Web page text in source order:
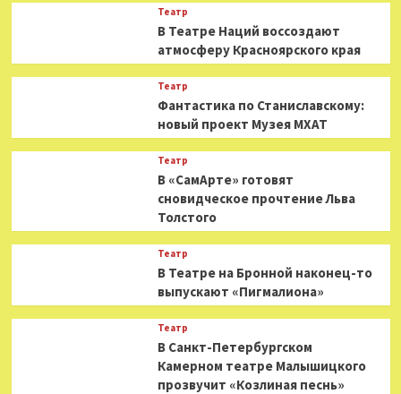
Театр
В Театре Наций воссоздают
атмосферу Красноярского края
Театр
Фантастика по Станиславскому:
новый проект Музея МХАТ
Театр
В «СамАрте» готовят
сновидческое прочтение Льва
Толстого
Театр
В Театре на Бронной наконец-то
выпускают «Пигмалиона»
Театр
В Санкт-Петербургском
Камерном театре Малышицкого
прозвучит «Козлиная песнь»